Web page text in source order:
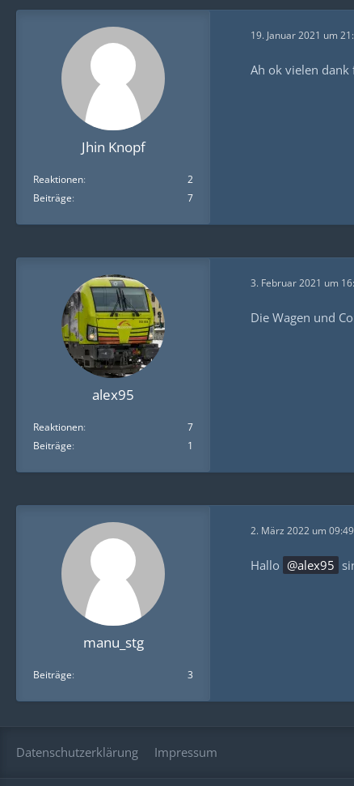
Jhin Knopf
Reaktionen
2
Beiträge
7
19. Januar 2021 um
Ah ok vielen
alex95
Reaktionen
7
Beiträge
1
3. Februar 2021 um
Die Wagen und
manu_stg
Beiträge 3
2. März 2022 um 09:49
Hallo alex95
Datenschutzerklärung Impressum